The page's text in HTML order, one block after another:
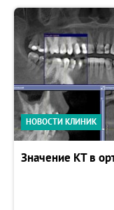
НОВОСТИ КЛИНИК
Значение КТ в